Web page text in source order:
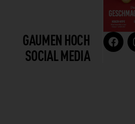
GAUMEN HOCH
SOCIAL MEDIA